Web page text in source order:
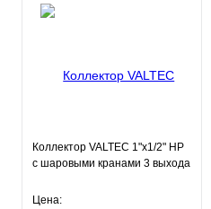
Коллектор VALTEC 1"х1/2" НР
с шаровыми кранами 3 выхода
Цена: